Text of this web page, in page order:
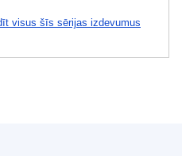
visus šīs sērijas izdevumus